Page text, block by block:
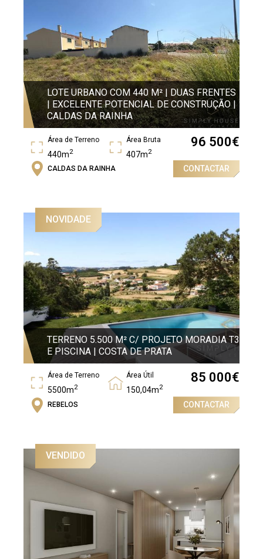
LOTE URBANO COM 440 M² | DUAS FRENTES
| EXCELENTE POTENCIAL DE CONSTRUÇÃO |
CALDAS DA RAINHA
Área de Terreno
440m2
Área Bruta
407m2
96 500€
CALDAS DA RAINHA CONTACTAR
NOVIDADE
TERRENO 5.500 M² C/ PROJETO MORADIA T3
E PISCINA | COSTA DE PRATA
Área de Terreno
5500m2
Área Útil
150,04m2
Área Bruta
85 000€
REBELOS CONTACTAR
VENDIDO